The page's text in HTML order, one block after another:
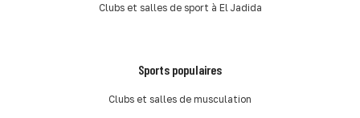
Clubs et salles de sport à El Jadida
Sports populaires
Clubs et salles de musculation